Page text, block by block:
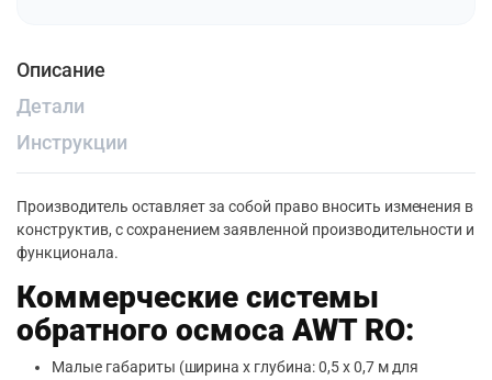
Описание
Детали
Инструкции
Производитель оставляет за собой право вносить изменения в
конструктив, с сохранением заявленной производительности и
функционала.
Коммерческие системы
обратного осмоса AWT RO:
Малые габариты (ширина x глубина: 0,5 х 0,7 м для